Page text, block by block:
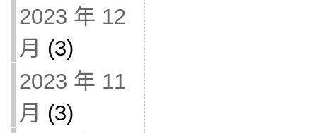
2023 年 12
月 (3)
2023 年 11
月 (3)